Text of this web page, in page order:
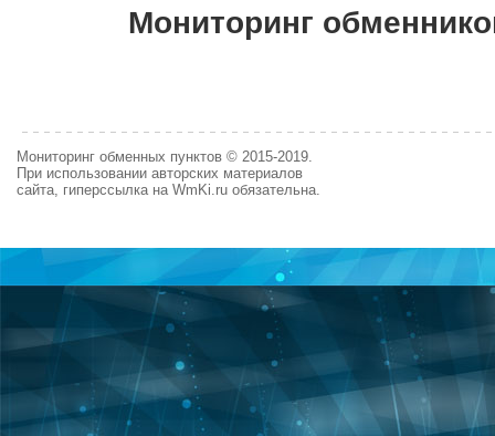
Мониторинг
Мониторинг обменных пунктов © 2015-2019.
При использовании авторских материалов
сайта, гиперссылка на WmKi.ru обязательна.